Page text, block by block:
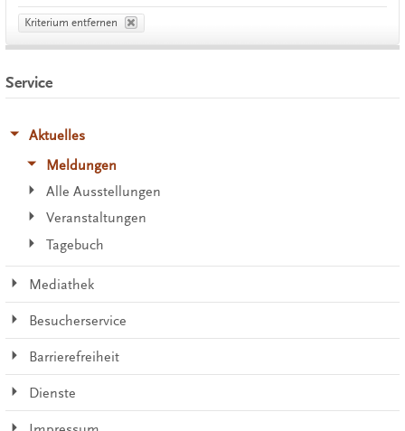
Kriterium entfernen
Service
Aktuelles
Meldungen
Alle Ausstellungen
Veranstaltungen
Tagebuch
Mediathek
Besucherservice
Barrierefreiheit
Dienste